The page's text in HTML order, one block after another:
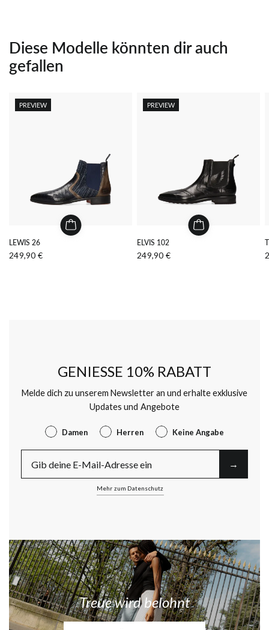
Diese Modelle könnten dir auch
gefallen
PREVIEW
LEWIS 26
249,90 €
PREVIEW
ELVIS 102
249,90 €
GENIESSE 10% RABATT
Melde dich zu unserem Newsletter an und erhalte exklusive
Updates und Angebote
Gender Damen Herren Keine Angabe
→︎
Mehr zum Datenschutz
Treue wird belohnt